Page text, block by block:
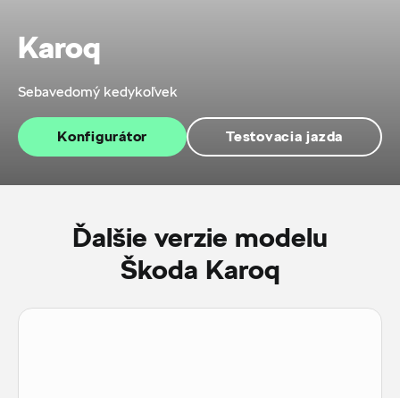
Karoq
Sebavedomý kedykoľvek
Konfigurátor Testovacia jazda
Ďalšie verzie modelu
Škoda Karoq